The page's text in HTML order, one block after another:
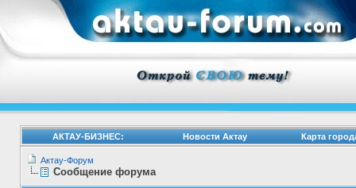
АКТАУ-БИЗНЕС: Новости Актау Карта
Актау-Форум
Сообщение форума